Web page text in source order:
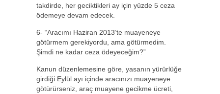
takdirde, her geciktikleri ay için yüzde 5 ceza
ödemeye devam edecek.
6- “Aracımı Haziran 2013’te muayeneye
götürmem gerekiyordu, ama götürmedim.
Şimdi ne kadar ceza ödeyeceğim?”
Kanun düzenlemesine göre, yasanın yürürlüğe
girdiği Eylül ayı içinde aracınızı muayeneye
götürürseniz, araç muayene gecikme ücreti,